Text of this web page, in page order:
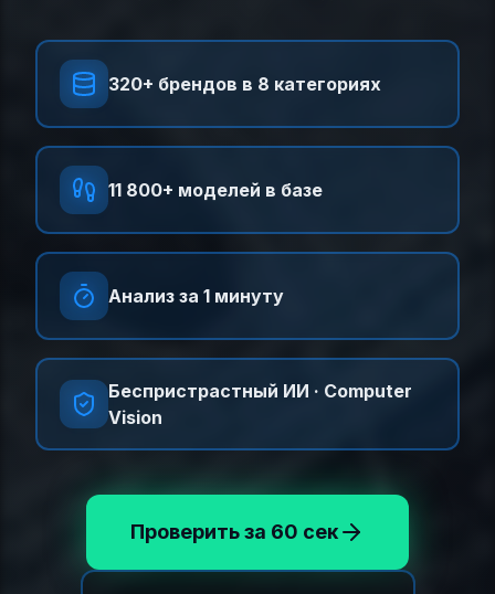
320+ брендов в 8 категориях
11 800+ моделей в базе
Анализ за 1 минуту
Беспристрастный ИИ · Computer
Vision
Проверить за 60 сек